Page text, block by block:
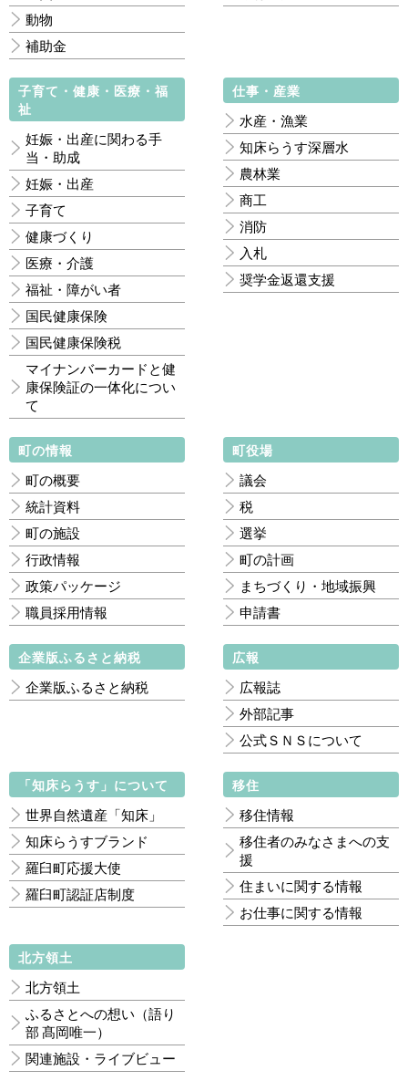
動物
補助金
子育て・健康・医療・福
祉
妊娠・出産に関わる手
当・助成
妊娠・出産
子育て
健康づくり
医療・介護
福祉・障がい者
国民健康保険
国民健康保険税
マイナンバーカードと健
康保険証の一体化につい
て
仕事・産業
水産・漁業
知床らうす深層水
農林業
商工
消防
入札
奨学金返還支援
町の情報
町の概要
統計資料
町の施設
行政情報
政策パッケージ
職員採用情報
町役場
議会
税
選挙
町の計画
まちづくり・地域振興
申請書
企業版ふるさと納税
企業版ふるさと納税
広報
広報誌
外部記事
公式ＳＮＳについて
「知床らうす」について
世界自然遺産「知床」
知床らうすブランド
羅臼町応援大使
羅臼町認証店制度
移住
移住情報
移住者のみなさまへの支
援
住まいに関する情報
お仕事に関する情報
北方領土
北方領土
ふるさとへの想い（語り
部 髙岡唯一）
関連施設・ライブビュー